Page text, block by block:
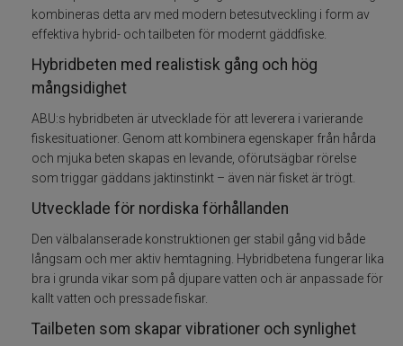
Wobbler
Vibrationsbeten Bladebaits
Gäddspinnare
Skeddrag
Havsfiske
PowerBait/Gulp
kombineras detta arv med modern betesutveckling i form av
effektiva hybrid- och tailbeten för modernt gäddfiske.
Hybridbeten med realistisk gång och hög
mångsidighet
ABU:s hybridbeten är utvecklade för att leverera i varierande
fiskesituationer. Genom att kombinera egenskaper från hårda
och mjuka beten skapas en levande, oförutsägbar rörelse
som triggar gäddans jaktinstinkt – även när fisket är trögt.
Utvecklade för nordiska förhållanden
Den välbalanserade konstruktionen ger stabil gång vid både
långsam och mer aktiv hemtagning. Hybridbetena fungerar lika
bra i grunda vikar som på djupare vatten och är anpassade för
kallt vatten och pressade fiskar.
Tailbeten som skapar vibrationer och synlighet